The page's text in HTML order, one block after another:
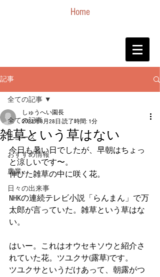
Home
記事
全ての記事
ニュース
おすすめ情報
農業
日々の出来事
全ての記事
雑草という草はない
しゅうへい園長
2023年8月28日 読了時間: 1分
今日も暑い日でしたが、早朝はちょっ
と涼しいです〜。
伸びた雑草の中に咲く花。
NHKの連続テレビ小説「らんまん」で万
太郎が言っていた。雑草という草はな
い。
はいー。これはオウセキソウと紹介さ
れていた花。ツユクサ(露草)です。
ツユクサというだけあって、朝露がつ